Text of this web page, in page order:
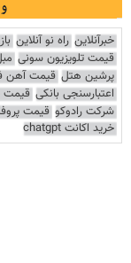
خبرآنلاین راه نو آنلاین
قیمت تلویزیون سونی
پرشین هتل قیمت آهن
اعتبارسنجی بانکی قیمت
شرکت رادوکو قیمت
خرید اکانت chatgpt